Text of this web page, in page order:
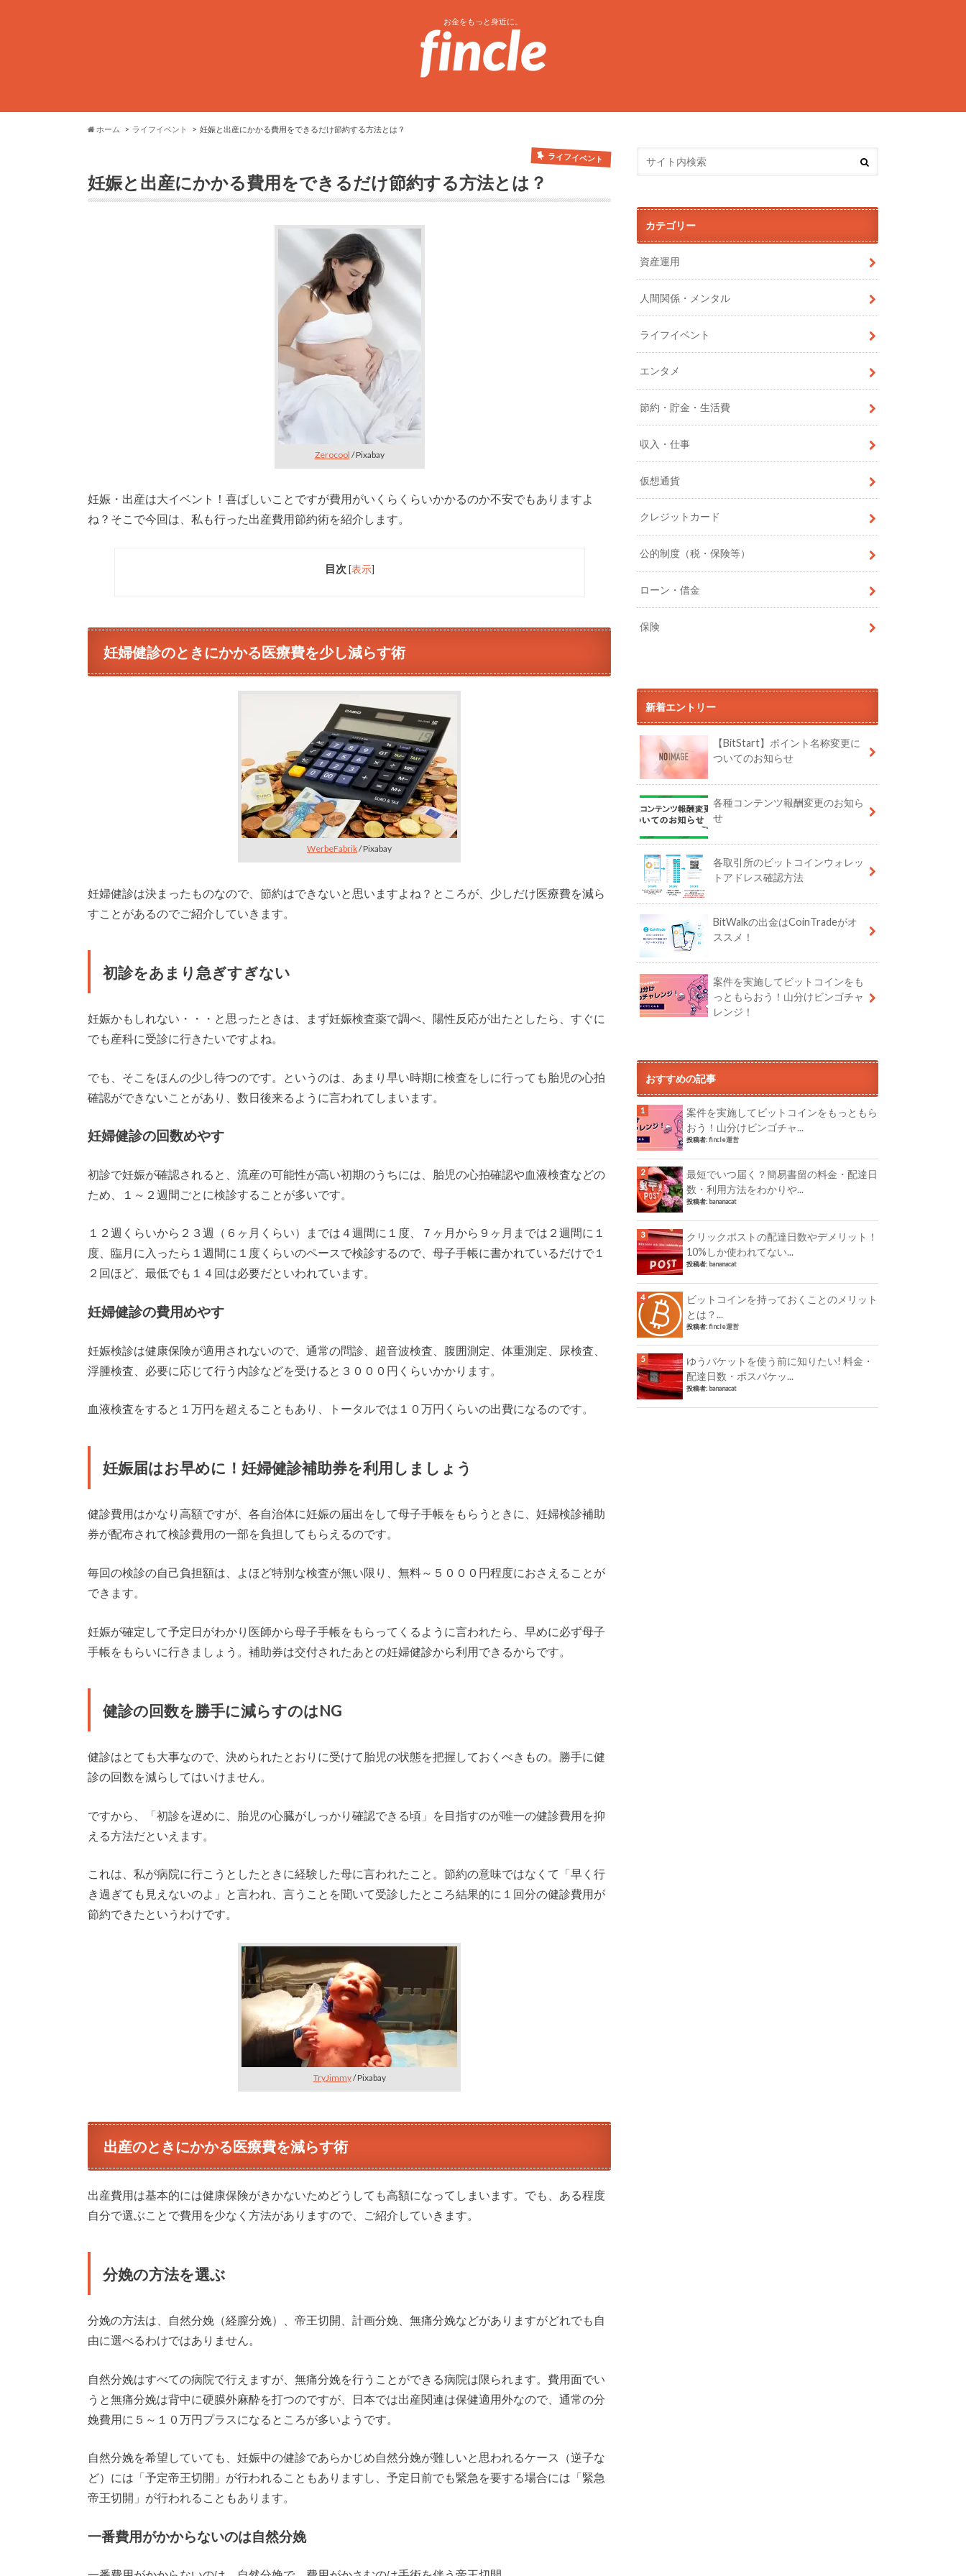
お金をもっと身近に。
ホーム ライフイベント 妊娠と出産にかかる費用をできるだけ節約する方法とは？
ライフイベント
妊娠と出産にかかる費用をできるだけ節約する方法とは？
Zerocool / Pixabay
妊娠・出産は大イベント！喜ばしいことですが費用がいくらくらいかかるのか不安でもありますよ
ね？そこで今回は、私も行った出産費用節約術を紹介します。
目次 [表示]
妊婦健診のときにかかる医療費を少し減らす術
WerbeFabrik/ Pixabay
妊婦健診は決まったものなので、節約はできないと思いますよね？ところが、少しだけ医療費を減ら
すことがあるのでご紹介していきます。
初診をあまり急ぎすぎない
妊娠かもしれない・・・と思ったときは、まず妊娠検査薬で調べ、陽性反応が出たとしたら、すぐに
でも産科に受診に行きたいですよね。
でも、そこをほんの少し待つのです。というのは、あまり早い時期に検査をしに行っても胎児の心拍
確認ができないことがあり、数日後来るように言われてしまいます。
妊婦健診の回数めやす
初診で妊娠が確認されると、流産の可能性が高い初期のうちには、胎児の心拍確認や血液検査などの
ため、１～２週間ごとに検診することが多いです。
１２週くらいから２３週（６ヶ月くらい）までは４週間に１度、７ヶ月から９ヶ月までは２週間に１
度、臨月に入ったら１週間に１度くらいのペースで検診するので、母子手帳に書かれているだけで１
２回ほど、最低でも１４回は必要だといわれています。
妊婦健診の費用めやす
妊娠検診は健康保険が適用されないので、通常の問診、超音波検査、腹囲測定、体重測定、尿検査、
浮腫検査、必要に応じて行う内診などを受けると３０００円くらいかかります。
血液検査をすると１万円を超えることもあり、トータルでは１０万円くらいの出費になるのです。
妊娠届はお早めに！妊婦健診補助券を利用しましょう
健診費用はかなり高額ですが、各自治体に妊娠の届出をして母子手帳をもらうときに、妊婦検診補助
券が配布されて検診費用の一部を負担してもらえるのです。
毎回の検診の自己負担額は、よほど特別な検査が無い限り、無料～５０００円程度におさえることが
できます。
妊娠が確定して予定日がわかり医師から母子手帳をもらってくるように言われたら、早めに必ず母子
手帳をもらいに行きましょう。補助券は交付されたあとの妊婦健診から利用できるからです。
健診の回数を勝手に減らすのはNG
健診はとても大事なので、決められたとおりに受けて胎児の状態を把握しておくべきもの。勝手に健
診の回数を減らしてはいけません。
ですから、「初診を遅めに、胎児の心臓がしっかり確認できる頃」を目指すのが唯一の健診費用を抑
える方法だといえます。
これは、私が病院に行こうとしたときに経験した母に言われたこと。節約の意味ではなくて「早く行
き過ぎても見えないのよ」と言われ、言うことを聞いて受診したところ結果的に１回分の健診費用が
節約できたというわけです。
TryJimmy/ Pixabay
出産のときにかかる医療費を減らす術
出産費用は基本的には健康保険がきかないためどうしても高額になってしまいます。でも、ある程度
自分で選ぶことで費用を少なく方法がありますので、ご紹介していきます。
分娩の方法を選ぶ
分娩の方法は、自然分娩（経膣分娩）、帝王切開、計画分娩、無痛分娩などがありますがどれでも自
由に選べるわけではありません。
自然分娩はすべての病院で行えますが、無痛分娩を行うことができる病院は限られます。費用面でい
うと無痛分娩は背中に硬膜外麻酔を打つのですが、日本では出産関連は保健適用外なので、通常の分
娩費用に５～１０万円プラスになるところが多いようです。
自然分娩を希望していても、妊娠中の健診であらかじめ自然分娩が難しいと思われるケース（逆子な
ど）には「予定帝王切開」が行われることもありますし、予定日前でも緊急を要する場合には「緊急
帝王切開」が行われることもあります。
一番費用がかからないのは自然分娩
カテゴリー
資産運用
人間関係・メンタル
ライフイベント
エンタメ
節約・貯金・生活費
収入・仕事
仮想通貨
クレジットカード
公的制度（税・保険等）
ローン・借金
保険
新着エントリー
【BitStart】ポイント名称変更に
ついてのお知らせ
各種コンテンツ報酬変更のお知ら
せ
各取引所のビットコインウォレッ
トアドレス確認方法
BitWalkの出金はCoinTradeがオ
ススメ！
案件を実施してビットコインをも
っともらおう！山分けビンゴチャ
レンジ！
おすすめの記事
案件を実施してビットコインをもっともら
おう！山分けビンゴチャ...
投稿者:fincle運営
最短でいつ届く？簡易書留の料金・配達日
数・利用方法をわかりや...
投稿者: bananacat
クリックポストの配達日数やデメリット！
10%しか使われてない...
投稿者: bananacat
ビットコインを持っておくことのメリット
とは？...
投稿者:fincle運営
ゆうパケットを使う前に知りたい! 料金・
配達日数・ポスパケッ...
投稿者: bananacat